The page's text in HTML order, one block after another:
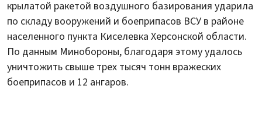
крылатой ракетой воздушного базирования ударила
по складу вооружений и боеприпасов ВСУ в районе
населенного пункта Киселевка Херсонской области.
По данным Минобороны, благодаря этому удалось
уничтожить свыше трех тысяч тонн вражеских
боеприпасов и 12 ангаров.